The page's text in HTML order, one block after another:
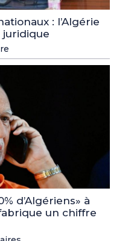
: l’Algérie
juridique
d’Algériens» à
un chiffre